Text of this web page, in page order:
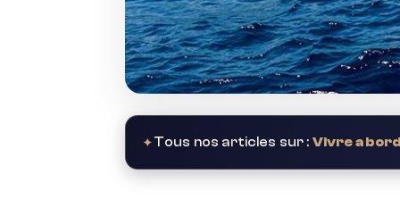
✦Tous nos articles sur : Vivre a